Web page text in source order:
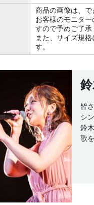
商品の画像は、
お客様のモニタ
すので予めご了承
また、サイズ規
す。
皆
シ
鈴
歌